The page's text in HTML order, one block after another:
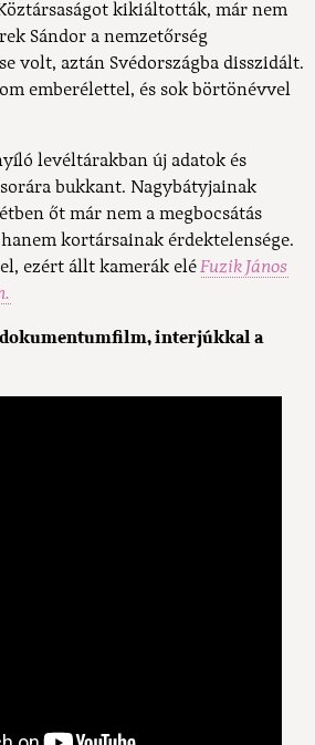
kikiáltották, már nem
Sándor a nemzetőrség
volt, aztán Svédországba disszidált.
emberélettel, és sok börtönévvel
levéltárakban új adatok és
sorára bukkant. Nagybátyjainak
őt már nem a megbocsátás
kortársainak érdektelensége.
ezért állt kamerák eléFuzik János
dokumentumfilm, interjúkkal a